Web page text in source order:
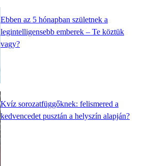
Ebben az 5 hónapban születnek a
legintelligensebb emberek – Te köztük
vagy?
Kvíz sorozatfüggőknek: felismered a
kedvencedet pusztán a helyszín alapján?